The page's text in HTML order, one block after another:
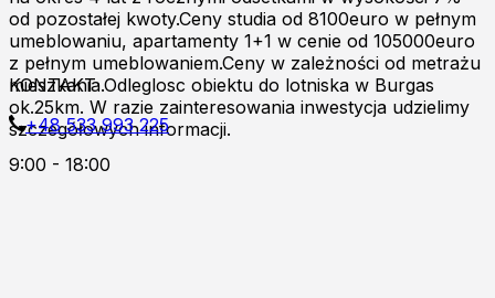
od pozostałej kwoty.Ceny studia od 8100euro w pełnym
umeblowaniu, apartamenty 1+1 w cenie od 105000euro
z pełnym umeblowaniem.Ceny w zależności od metrażu
mieszkania.Odleglosc obiektu do lotniska w Burgas
ok.25km. W razie zainteresowania inwestycja udzielimy
szczegółowych informacji.
KONTAKT
+48 533 993 225
9:00 - 18:00